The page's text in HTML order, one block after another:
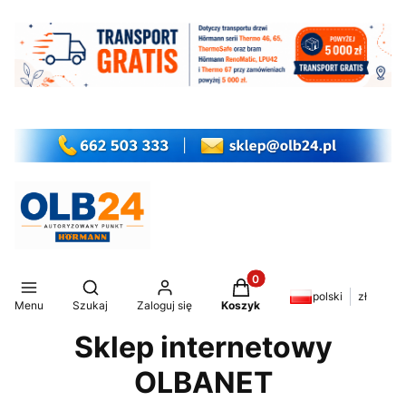
Menu
Otwórz wyszukiwarkę
Szukaj Zaloguj się
Produkty w koszyku: 0.
Koszyk
polski zł
Sklep internetowy
OLBANET